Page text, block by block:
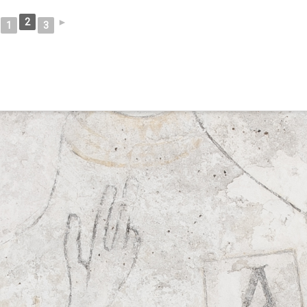
1 2 3 ►